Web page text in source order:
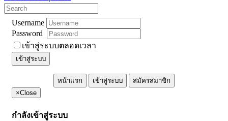
Username
Password
เข้าสู่ระบบตลอดเวลา
เข้าสู่ระบบ
หน้าแรก เข้าสู่ระบบ
สมัครสมาชิก
×Close
กำลังเข้าสู่ระบบ